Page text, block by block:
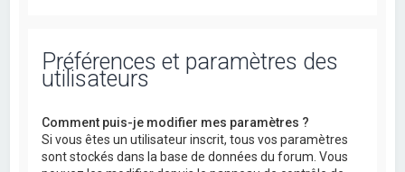
Préférences et paramètres des
utilisateurs
Comment puis-je modifier mes paramètres ?
Si vous êtes un utilisateur inscrit, tous vos paramètres
sont stockés dans la base de données du forum. Vous